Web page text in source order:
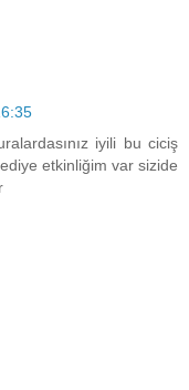
iyili bu ciciş
etkinliğim var sizide